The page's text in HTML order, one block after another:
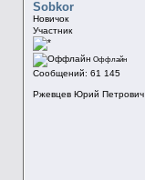
Sobkor
Новичок
Участник
Оффлайн
Сообщений: 61 145
Ржевцев Юрий Петрович